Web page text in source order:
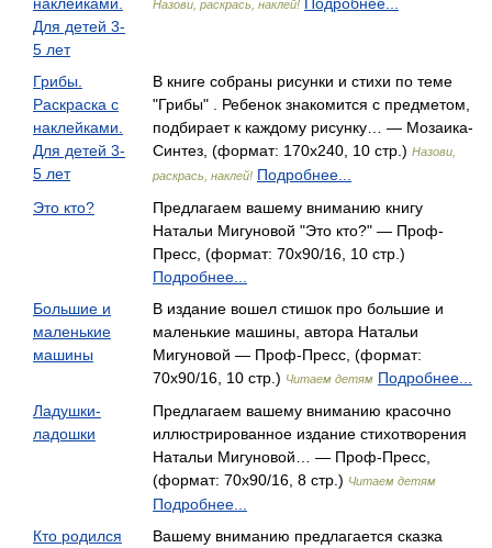
Для детей 3-
5 лет
Назови, раскрась, наклей!
Грибы.
Раскраска с
наклейками.
Для детей 3-
5 лет
В книге собраны рисунки и стихи по теме
"Грибы" . Ребенок знакомится с предметом,
подбирает к каждому рисунку… — Мозаика-
Синтез, (формат: 170x240, 10 стр.) Назови,
раскрась, наклей! Подробнее...
Это кто?
Предлагаем вашему вниманию книгу
Натальи Мигуновой "Это кто?" — Проф-
Пресс, (формат: 70x90/16, 10 стр.)
Подробнее...
Большие и
маленькие
машины
В издание вошел стишок про большие и
маленькие машины, автора Натальи
Мигуновой — Проф-Пресс, (формат:
70x90/16, 10 стр.) Читаем детям Подробнее...
Ладушки-
ладошки
Предлагаем вашему вниманию красочно
иллюстрированное издание стихотворения
Натальи Мигуновой… — Проф-Пресс,
(формат: 70x90/16, 8 стр.) Читаем детям
Подробнее...
Кто родился
Вашему вниманию предлагается сказка